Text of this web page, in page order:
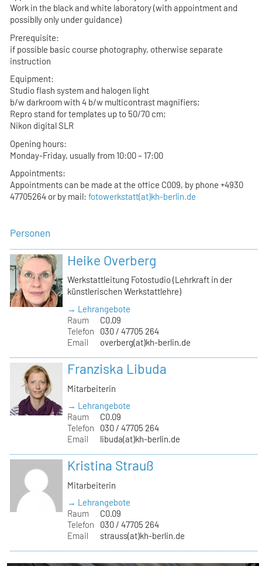
Work in the black and white laboratory (with appointment and
possiblly only under guidance)
Prerequisite:
if possible basic course photography, otherwise separate
instruction
Equipment:
Studio flash system and halogen light
b/w darkroom with 4 b/w multicontrast magnifiers;
Repro stand for templates up to 50/70 cm;
Nikon digital SLR
Opening hours:
Monday-Friday, usually from 10:00 – 17:00
Appointments:
Appointments can be made at the office C009, by phone +4930
47705264 or by mail:fotowerkstatt(at)kh-berlin.de
Personen
Heike Overberg
Werkstattleitung Fotostudio (Lehrkraft in der
künstlerischen Werkstattlehre)
→ Lehrangebote
Raum
C0.09
Telefon
030 / 47705 264
Email
overberg(at)kh-berlin.de
Franziska Libuda
Mitarbeiterin
→ Lehrangebote
Raum
C0.09
Telefon
030 / 47705 264
Email
libuda(at)kh-berlin.de
Kristina Strauß
Mitarbeiterin
→ Lehrangebote
Raum
C0.09
Telefon
030 / 47705 264
Email
strauss(at)kh-berlin.de